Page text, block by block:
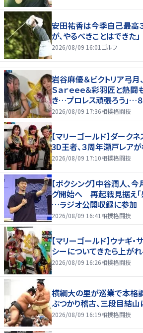
安田祐香は今季自己最高
が、やるべきことはできた」
2026/08/09 16:01ゴルフ
岩谷麻優＆ビクトリア弓月
Ｓａｒｅｅｅ＆彩羽匠と熱
き…プロレス頑張ろう」…８
2026/08/09 17:36相撲格闘技
【マリーゴールド】ダーク
3D王者、３周年瀬戸レア
2026/08/09 17:10相撲格闘技
【ボクシング】中谷潤人、
グ開始へ 再起戦見据え「
…ラジオ公開収録に参加
2026/08/09 16:41 相撲格闘技
【マリーゴールド】ウナギ
シーについてきたら上がれ
2026/08/09 16:26相撲格闘技
横綱大の里が巡業で本
ぶつかり稽古、三段目結
2026/08/09 16:19相撲格闘技